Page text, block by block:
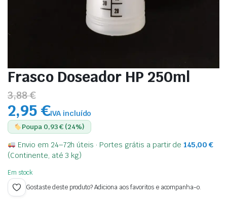
Frasco Doseador HP 250ml
3,88 €
2,95 €IVA incluído
Poupa 0,93 € (24%)
Envio em 24–72h úteis · Portes grátis a partir de145,00 €
(Continente, até 3 kg)
Em stock
Gostaste deste produto? Adiciona aos favoritos e acompanha-o.